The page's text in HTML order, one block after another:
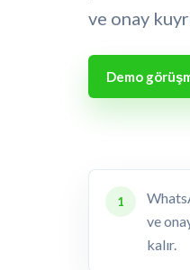
ve onay
Demo
1
ve
kalır.